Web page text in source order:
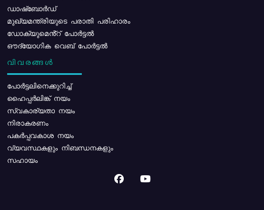
ഡാഷ്ബോർഡ്
മുഖ്യമന്ത്രിയുടെ പരാതി പരിഹാരം
ഡോക്യുമെൻ്റ് പോർട്ടൽ
ഔദ്യോഗിക വെബ് പോർട്ടൽ
വിവരങ്ങൾ
പോര്‍ട്ടലിനെക്കുറിച്ച്
ഹൈപ്പർലിങ്ക് നയം
സ്വകാര്യതാ നയം
നിരാകരണം
പകർപ്പവകാശ നയം
വ്യവസ്ഥകളും നിബന്ധനകളും
സഹായം